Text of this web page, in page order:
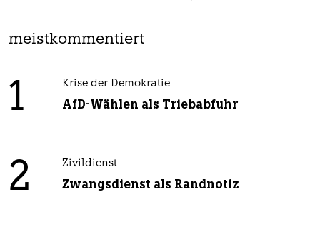
meistkommentiert
1 Krise der Demokratie
AfD-Wählen als Triebabfuhr
2 Zivildienst
Zwangsdienst als Randnotiz